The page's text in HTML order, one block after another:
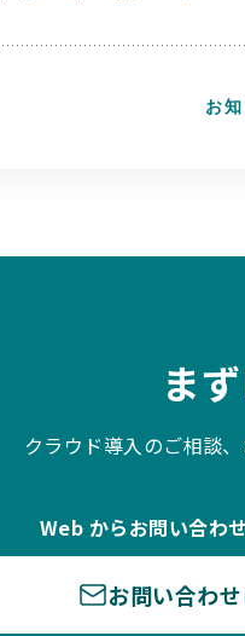
お
ま
クラウド導入のご相談
Web からお問い合わ
お問い合わ